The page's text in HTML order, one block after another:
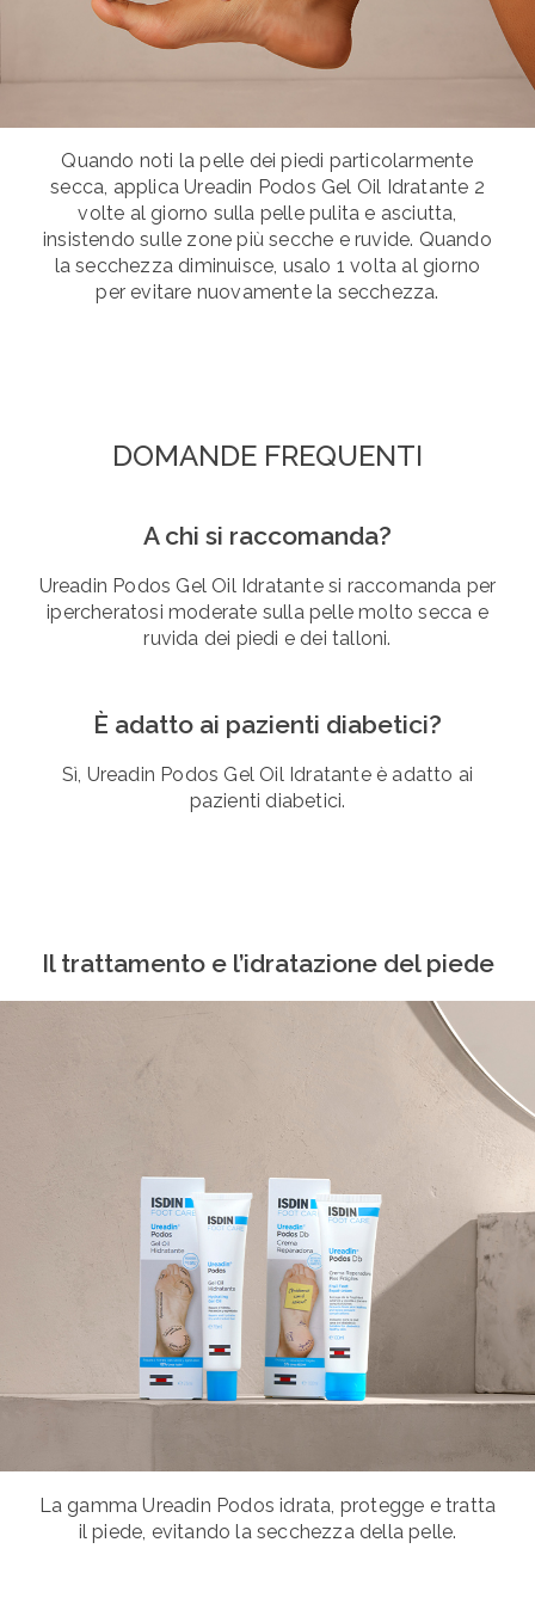
Quando noti la pelle dei piedi particolarmente
secca, applica Ureadin Podos Gel Oil Idratante 2
volte al giorno sulla pelle pulita e asciutta,
insistendo sulle zone più secche e ruvide. Quando
la secchezza diminuisce, usalo 1 volta al giorno
per evitare nuovamente la secchezza.
DOMANDE FREQUENTI
A chi si raccomanda?
Ureadin Podos Gel Oil Idratante si raccomanda per
ipercheratosi moderate sulla pelle molto secca e
ruvida dei piedi e dei talloni.
È adatto ai pazienti diabetici?
Sì, Ureadin Podos Gel Oil Idratante è adatto ai
pazienti diabetici.
Il trattamento e l’idratazione del piede
La gamma Ureadin Podos idrata, protegge e tratta
il piede, evitando la secchezza della pelle.